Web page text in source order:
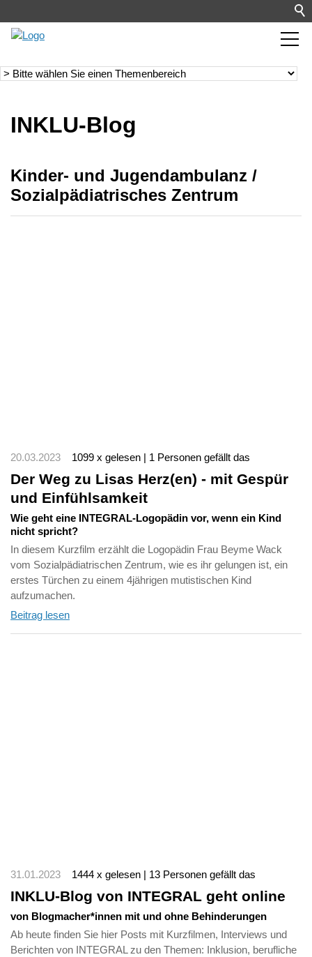
INKLU-Blog
Kinder- und Jugendambulanz /
Sozialpädiatrisches Zentrum
20.03.2023 1099 x gelesen | 1 Personen gefällt das
Der Weg zu Lisas Herz(en) - mit Gespür
und Einfühlsamkeit
Wie geht eine INTEGRAL-Logopädin vor, wenn ein Kind
nicht spricht?
In diesem Kurzfilm erzählt die Logopädin Frau Beyme Wack
vom Sozialpädiatrischen Zentrum, wie es ihr gelungen ist, ein
erstes Türchen zu einem 4jährigen mutistischen Kind
aufzumachen.
Beitrag lesen
31.01.2023 1444 x gelesen | 13 Personen gefällt das
INKLU-Blog von INTEGRAL geht online
von Blogmacher*innen mit und ohne Behinderungen
Ab heute finden Sie hier Posts mit Kurzfilmen, Interviews und
Berichten von INTEGRAL zu den Themen: Inklusion, berufliche